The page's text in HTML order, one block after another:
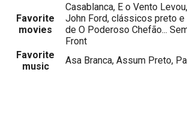
Favorite
movies
Casablanca, E o Vento
John Ford, clássicos preto e
de O Poderoso Chefão...
Front
Favorite
music
Asa Branca, Assum Preto,